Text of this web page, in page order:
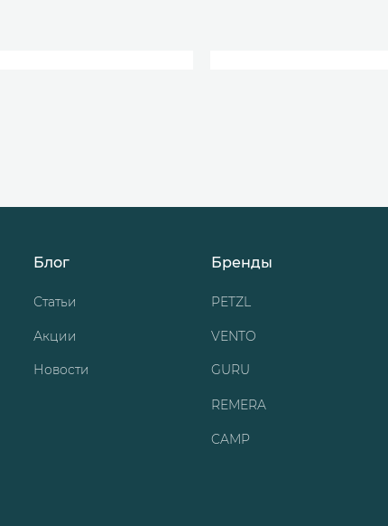
Блог
Статьи
Акции
Новости
Бренды
PETZL
VENTO
GURU
REMERA
CAMP